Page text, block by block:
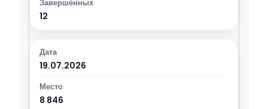
12
19.07.2026
8 846